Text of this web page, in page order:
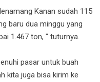
Kanan sudah 115
baru dua minggu yang
1.467 ton, " tuturnya.
pasar untuk buah
kita juga bisa kirim ke